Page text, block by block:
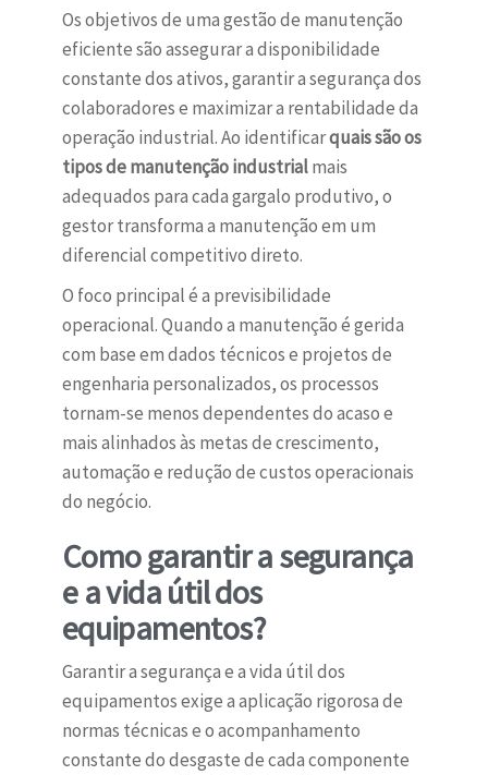
Os objetivos de uma gestão de manutenção
eficiente são assegurar a disponibilidade
constante dos ativos, garantir a segurança dos
colaboradores e maximizar a rentabilidade da
operação industrial. Ao identificarquais são os
tipos de manutenção industrialmais
adequados para cada gargalo produtivo, o
gestor transforma a manutenção em um
diferencial competitivo direto.
O foco principal é a previsibilidade
operacional. Quando a manutenção é gerida
com base em dados técnicos e projetos de
engenharia personalizados, os processos
tornam-se menos dependentes do acaso e
mais alinhados às metas de crescimento,
automação e redução de custos operacionais
do negócio.
Como garantir a segurança
e a vida útil dos
equipamentos?
Garantir a segurança e a vida útil dos
equipamentos exige a aplicação rigorosa de
normas técnicas e o acompanhamento
constante do desgaste de cada componente